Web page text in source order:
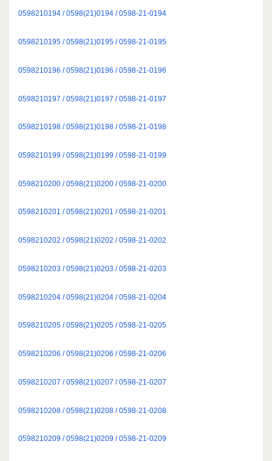
0598210194 / 0598(21)0194 / 0598-21-0194
0598210195 / 0598(21)0195 / 0598-21-0195
0598210196 / 0598(21)0196 / 0598-21-0196
0598210197 / 0598(21)0197 / 0598-21-0197
0598210198 / 0598(21)0198 / 0598-21-0198
0598210199 / 0598(21)0199 / 0598-21-0199
0598210200 / 0598(21)0200 / 0598-21-0200
0598210201 / 0598(21)0201 / 0598-21-0201
0598210202 / 0598(21)0202 / 0598-21-0202
0598210203 / 0598(21)0203 / 0598-21-0203
0598210204 / 0598(21)0204 / 0598-21-0204
0598210205 / 0598(21)0205 / 0598-21-0205
0598210206 / 0598(21)0206 / 0598-21-0206
0598210207 / 0598(21)0207 / 0598-21-0207
0598210208 / 0598(21)0208 / 0598-21-0208
0598210209 / 0598(21)0209 / 0598-21-0209